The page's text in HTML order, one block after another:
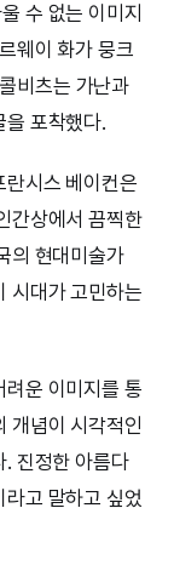
수 없는 이미지
웨이 화가 뭉크
비츠는 가난과
을 포착했다.
란시스 베이컨은
간상에서 끔찍한
의 현대미술가
시대가 고민하는
려운 이미지를 통
개념이 시각적인
. 진정한 아름다
고 말하고 싶었